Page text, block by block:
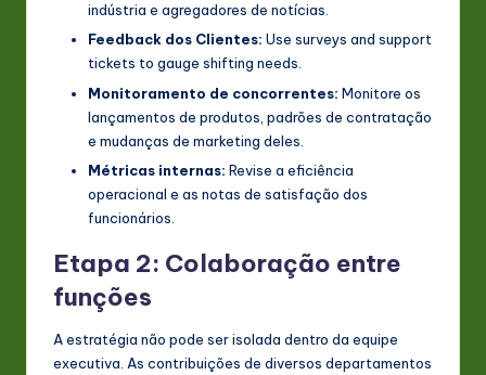
indústria e agregadores de notícias.
Feedback dos Clientes: Use surveys and support
tickets to gauge shifting needs.
Monitoramento de concorrentes: Monitore os
lançamentos de produtos, padrões de contratação
e mudanças de marketing deles.
Métricas internas: Revise a eficiência
operacional e as notas de satisfação dos
funcionários.
Etapa 2: Colaboração entre
funções
A estratégia não pode ser isolada dentro da equipe
executiva. As contribuições de diversos departamentos